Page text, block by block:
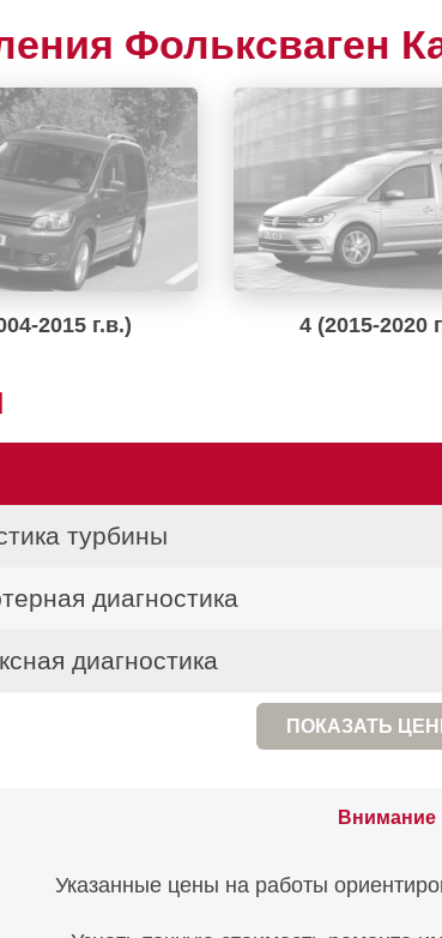
Фольксваген
2015 г.в.) 4 (2015-2020
турбины
диагностика
диагностика
ПОКАЗАТЬ
Внимание
Указанные цены на работы